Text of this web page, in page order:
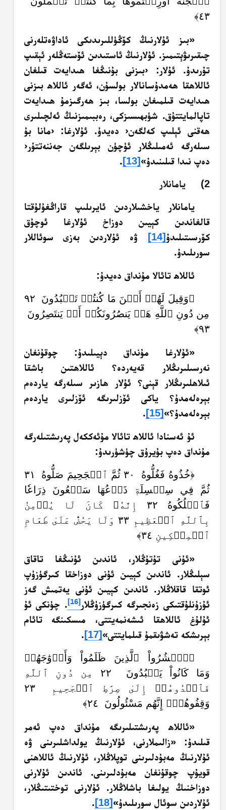
٤٣﴾
«بىز ئۇلارنىڭ كۆڭۈللىرىدىكى ئاداۋەتلەرنى
چىقىرىۋېتىمىز. ئۇلارنىڭ ئاستىدىن ئۆستەڭلەر ئېقىپ
تۇرىدۇ. ئۇلار: ‹بىزنى بۇنىڭغا ھىدايەت قىلغان
ئاللاھقا ھەمدۇسانالار بولسۇن، ئەگەر ئاللاھ بىزنى
ھىدايەت قىلمىغان بولسا، بىز ھەرگىزمۇ ھىدايەت
تاپالمايتتۇق. شۈبھىسىزكى، رەببىمىزنىڭ ئەلچىلىرى
ھەقنى ئېلىپ كەلگەن‹ دەيدۇ. ئۇلارغا: ‹مانا بۇ
سىلەرگە ئەمىلىڭلار ئۈچۈن بېرىلگەن جەننەتتۇر‹
دەپ نىدا قىلىنىدۇ» [13]
.‏
2) يامانلار
يامانلار ياخشىلاردىن ئايرىلىپ قاراڭغۇلۇقتا
قالغاندىن كېيىن دوزاخ ئۇلارغا ئوچۇق
كۆرسىتىلىدۇ [14]
ۋە ئۇلاردىن بەزى سوئاللار
سورىلىدۇ.
ئاللاھ تائالا مۇنداق دەيدۇ:
﴿وَقِيلَ لَهُمۡ أَيۡنَ مَا كُنتُمۡ تَعۡبُدُونَ ٩٢
مِن دُونِ ٱللَّهِ هَلۡ يَنصُرُونَكُمۡ أَوۡ يَنتَصِرُونَ
٩٣﴾
«ئۇلارغا مۇنداق دېيىلىدۇ: چوقۇنغان
نەرسىلىرىڭلار قەيەردە؟‏ ئاللاھتىن باشقا
ئىلاھلىرىڭلار قېنى؟ ئۇلار ھازىر سىلەرگە ياردەم
بېرەلەمدۇ؟ ياكى ئۆزلىرىگە ئۆزلىرى ياردەم
بېرەلەمدۇ؟» [15]
.‏
ئۇ ئەسنادا ئاللاھ تائالا مۇئەككەل پەرىشتىلەرگە
مۇنداق دەپ بۇيرۇق چۈشۈرىدۇ:
﴿خُذُوهُ فَغُلُّوهُ ٣٠ ثُمَّ ٱلۡجَحِيمَ صَلُّوهُ ٣١
ثُمَّ فِي سِلۡسِلَةٖ ذَرۡعُهَا سَبۡعُونَ ذِرَاعٗا
فَٱسۡلُكُوهُ ٣٢ إِنَّهُۥ كَانَ لَا يُؤۡمِنُ
بِٱللَّهِ ٱلۡعَظِيمِ ٣٣ وَلَا يَحُضُّ عَلَىٰ طَعَامِ
ٱلۡمِسۡكِينِ ٣٤﴾
«ئۇنى تۇتۇڭلار، ئاندىن ئۇنىڭغا تاقاق
سېلىڭلار. ئاندىن كېيىن ئۇنى دوزاخقا كىرگۈزۈپ
ئوتقا قاقلاڭلار. ئاندىن كېيىن ئۇنى يەتمىش گەز
ئۇزۇنلۇقتىكى زەنجىرگە كىرگۈزۈڭلار[16]
. چۈنكى ئۇ
ئۇلۇغ ئاللاھقا ئىشەنمەيتتى، مىسكىنگە تائام
بېرىشكە تەشۋىقمۇ قىلمايتتى» [17]
.
﴿ٱحۡشُرُواْ ٱلَّذِينَ ظَلَمُواْ وَأَزۡوَٰجَهُمۡ
وَمَا كَانُواْ يَعۡبُدُونَ ٢٢ مِن دُونِ ٱللَّهِ
فَٱهۡدُوهُمۡ إِلَىٰ صِرَٰطِ ٱلۡجَحِيمِ ٢٣
وَقِفُوهُمۡۖ إِنَّهُم مَسْئُولُونَ ٢٤﴾
«ئاللاھ پەرىشتىلىرىگە مۇنداق دەپ ئەمر
قىلىدۇ: «زالىملارنى، ئۇلارنىڭ يولداشلىرىنى ۋە
ئۇلارنىڭ مەبۇدلىرىنى توپلاڭلار،‏ ئۇلارنىڭ ئاللاھنى
قويۇپ چوقۇنغان مەبۇدلىرىنى. ئاندىن ئۇلارنى
دوزاخنىڭ يولىغا باشلاڭلار. ئۇلارنى توختىتىڭلار،
ئۇلاردىن سوئال سورىلىدۇ» [18]
.‏ ‏